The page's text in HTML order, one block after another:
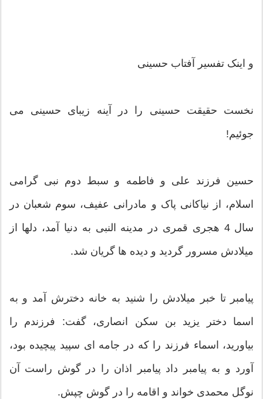
و اینک تفسیر آفتاب حسینی
نخست حقیقت حسینی را در آینه زیبای حسینی می
جوئیم!
حسین فرزند علی و فاطمه و سبط دوم نبی گرامی
اسلام، از نیاکانی پاک و مادرانی عفیف، سوم شعبان در
سال 4 هجری قمری در مدینه النبی به دنیا آمد، دلها از
میلادش مسرور گردید و دیده ها گریان شد.
پیامبر تا خبر میلادش را شنید به خانه دخترش آمد و به
اسما دختر یزید بن سکن انصاری، گفت: فرزندم را
بیاورید، اسماء فرزند را که در جامه ای سپید پیچیده بود،
آورد و به پیامبر داد پیامبر اذان را در گوش راست آن
نوگل محمدی خواند و اقامه را در گوش چپش.